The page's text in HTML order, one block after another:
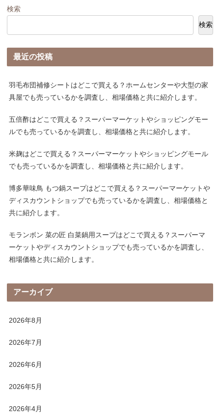
検索
検索
最近の投稿
羽毛布団補修シートはどこで買える？ホームセンターや大型の家
具屋でも売っているかを調査し、相場価格と共に紹介します。
五倍酢はどこで買える？スーパーマーケットやショッピングモー
ルでも売っているかを調査し、相場価格と共に紹介します。
米麹はどこで買える？スーパーマーケットやショッピングモール
でも売っているかを調査し、相場価格と共に紹介します。
博多華味鳥 もつ鍋スープはどこで買える？スーパーマーケットや
ディスカウントショップでも売っているかを調査し、相場価格と
共に紹介します。
モランボン 菜の匠 白菜鍋用スープはどこで買える？スーパーマ
ーケットやディスカウントショップでも売っているかを調査し、
相場価格と共に紹介します。
アーカイブ
2026年8月
2026年7月
2026年6月
2026年5月
2026年4月